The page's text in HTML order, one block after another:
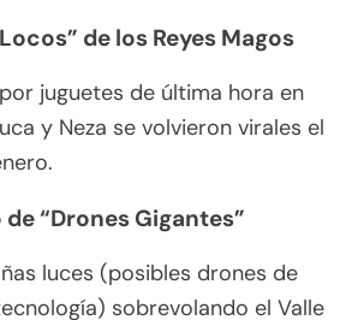
de los Reyes Magos
juguetes de última hora en
y Neza se volvieron virales el
“Drones Gigantes”
luces (posibles drones de
sobrevolando el Valle